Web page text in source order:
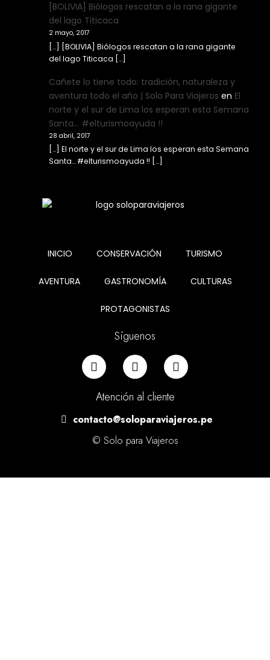
[BOLIVIA] Biólogos rescatan a la rana gigante
del lago Titicaca
2 mayo, 2017
[…] [BOLIVIA] Biólogos rescatan a la rana gigante
del lago Titicaca […]
Cañete lo tiene todo: tradición, naturaleza y
aventura todo el año | Solo Para Viajeros en El
norte y el sur de Lima los esperan esta Semana
Santa… #elturismoayuda !!
28 abril, 2017
[…] El norte y el sur de Lima los esperan esta Semana
Santa… #elturismoayuda !! […]
INICIO CONSERVACIÓN TURISMO
AVENTURA GASTRONOMÍA CULTURAS
PROTAGONISTAS
Síguenos
Atención al cliente
contacto@soloparaviajeros.pe
© Solo para Viajeros